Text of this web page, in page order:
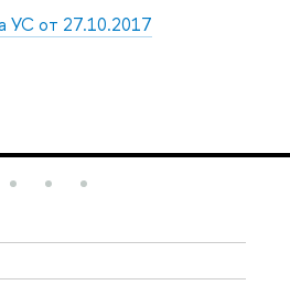
УС от 27.10.2017